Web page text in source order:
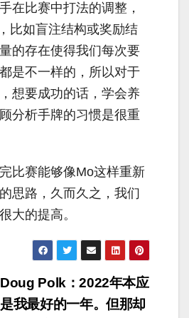
在比赛中打法的调整，
比如盲注结构或奖励结
的存在使得我们每次要
是不一样的，所以对于
想要成功的话，学会养
分析手牌的习惯是很重
比赛能够像Mo这样重新
思路，久而久之，我们
大的提高。
Doug Polk：2022年本应
是我最好的一年。但那却